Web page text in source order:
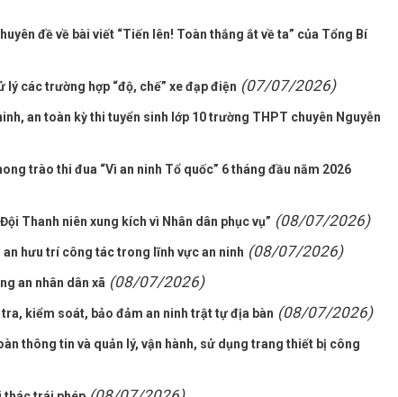
đề về bài viết “Tiến lên! Toàn thắng ắt về ta” của Tổng Bí
các trường hợp “độ, chế” xe đạp điện (07/07/2026)
an toàn kỳ thi tuyển sinh lớp 10 trường THPT chuyên Nguyễn
trào thi đua “Vì an ninh Tổ quốc” 6 tháng đầu năm 2026
Thanh niên xung kích vì Nhân dân phục vụ” (08/07/2026)
an hưu trí công tác trong lĩnh vực an ninh (08/07/2026)
an nhân dân xã (08/07/2026)
kiểm soát, bảo đảm an ninh trật tự địa bàn (08/07/2026)
thông tin và quản lý, vận hành, sử dụng trang thiết bị công